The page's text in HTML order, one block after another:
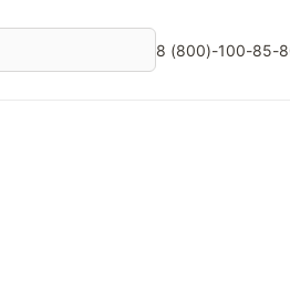
8 (800)-100-85-